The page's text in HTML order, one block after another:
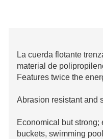
La cuerda flotante
material de
Features twice the
Abrasion resistant and
Economical but
buckets, swimming